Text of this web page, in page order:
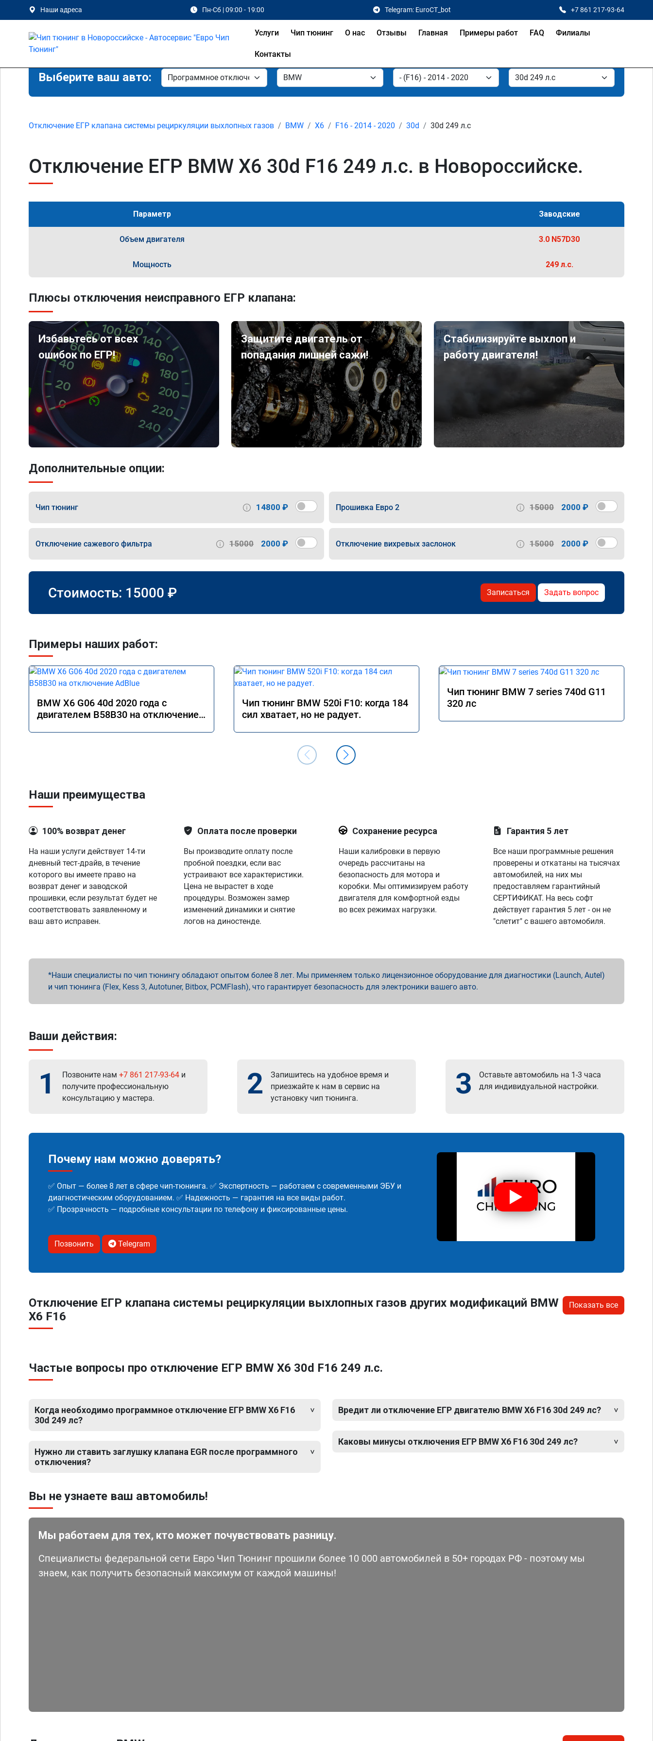
Наши адреса Пн-Сб | 09:00 - 19:00 Telegram: EuroCT_bot +7 861 217-93-64
Услуги Чип тюнинг О нас Отзывы Главная Примеры работ FAQ Филиалы
Контакты
Выберите ваш авто:
Отключение ЕГР клапана системы рециркуляции выхлопных газов BMW X6 F16 - 2014 - 2020 30d 30d 249 л.с
Отключение ЕГР BMW X6 30d F16 249 л.с. в Новороссийске.
Параметр Заводские
Объем двигателя 3.0 N57D30
Мощность 249 л.с.
Плюсы отключения неисправного ЕГР клапана:
Избавьтесь от всех
ошибок по ЕГР!
Защитите двигатель от
попадания лишней сажи!
Стабилизируйте выхлоп и
работу двигателя!
Дополнительные опции:
Чип тюнинг 14800 ₽ Прошивка Евро 2 15000 2000 ₽
Отключение сажевого фильтра 15000 2000 ₽ Отключение вихревых заслонок 15000 2000 ₽
Стоимость: 15000 ₽ Записаться Задать вопрос
Примеры наших работ:
BMW X6 G06 40d 2020 года с
двигателем B58B30 на отключение
Чип тюнинг BMW 520i F10: когда 184
сил хватает, но не радует.
Чип тюнинг BMW 7 series 740d G11
320 лс
Наши преимущества
100% возврат денег
На наши услуги действует 14-ти
дневный тест-драйв, в течение
которого вы имеете право на
возврат денег и заводской
прошивки, если результат будет не
соответствовать заявленному и
ваш авто исправен.
Оплата после проверки
Вы производите оплату после
пробной поездки, если вас
устраивают все характеристики.
Цена не вырастет в ходе
процедуры. Возможен замер
изменений динамики и снятие
логов на диностенде.
Сохранение ресурса
Наши калибровки в первую
очередь рассчитаны на
безопасность для мотора и
коробки. Мы оптимизируем работу
двигателя для комфортной езды
во всех режимах нагрузки.
Гарантия 5 лет
Все наши программные решения
проверены и откатаны на тысячах
автомобилей, на них мы
предоставляем гарантийный
СЕРТИФИКАТ. На весь софт
действует гарантия 5 лет - он не
"слетит" с вашего автомобиля.
Наши специалисты по чип тюнингу обладают опытом более 8 лет. Мы применяем только лицензионное оборудование для диагностики (Launch, Autel)
и чип тюнинга (Flex, Kess 3, Autotuner, Bitbox, PCMFlash), что гарантирует безопасность для электроники вашего авто.
Ваши действия:
1 Позвоните нам +7 861 217-93-64 и
получите профессиональную
консультацию у мастера.
2
Запишитесь на удобное время и
приезжайте к нам в сервис на
установку чип тюнинга.
3
Оставьте автомобиль на 1-3 часа
для индивидуальной настройки.
Почему нам можно доверять?
✅ Опыт — более 8 лет в сфере чип-тюнинга. ✅ Экспертность — работаем с современными ЭБУ и
диагностическим оборудованием. ✅ Надежность — гарантия на все виды работ.
✅ Прозрачность — подробные консультации по телефону и фиксированные цены.
Позвонить Telegram
Отключение ЕГР клапана системы рециркуляции выхлопных газов других модификаций BMW
X6 F16
Показать все
Частые вопросы про отключение ЕГР BMW X6 30d F16 249 л.с.
Когда необходимо программное отключение ЕГР BMW X6 F16
30d 249 лс?
Нужно ли ставить заглушку клапана EGR после программного
отключения?
Вредит ли отключение ЕГР двигателю BMW X6 F16 30d 249 лс?
Каковы минусы отключения ЕГР BMW X6 F16 30d 249 лс?
Вы не узнаете ваш автомобиль!
Мы работаем для тех, кто может почувствовать разницу.
Специалисты федеральной сети Евро Чип Тюнинг прошили более 10 000 автомобилей в 50+ городах РФ - поэтому мы
знаем, как получить безопасный максимум от каждой машины!